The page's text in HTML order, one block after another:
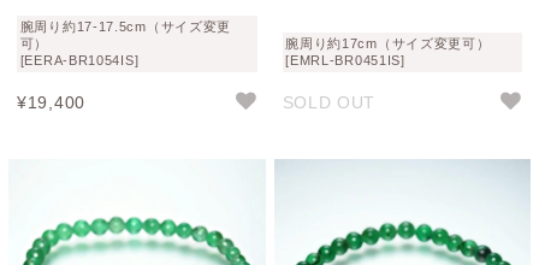
腕周り約17-17.5cm（サイズ変更
可）
[EERA-BR1054IS]
¥19,400
腕周り約17cm（サイズ変更可）
[EMRL-BR0451IS]
SOLD OUT